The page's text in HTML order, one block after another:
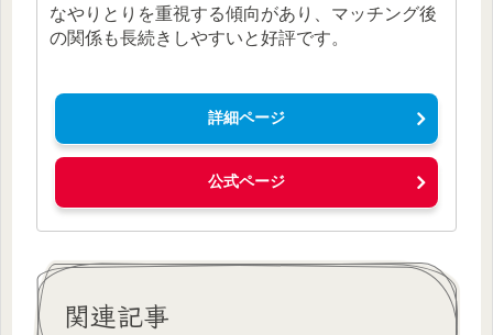
なやりとりを重視する傾向があり、マッチング後
の関係も長続きしやすいと好評です。
詳細ページ
公式ページ
関連記事